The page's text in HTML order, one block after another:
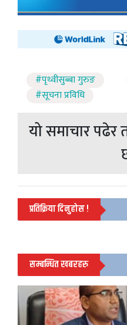
#पृथ्वीसुब्बा गुरुङ
#सूचना प्रविधि
यो समाचार पढेर
प्रतिक्रिया दिनुहोस !
सम्बन्धित खबरहरु